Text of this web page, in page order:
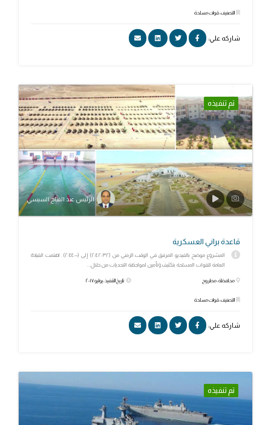
التصنيف: قوات مسلحة
شاركه علي:
تم تنفيذه
الرئيس عبد الفتاح السيسي
قاعدة براني العسكرية
المشروع موضح بالفيديو المرفق في الوقت الزمني من (٢:٤٢:٣٢) إلى (٢:٤٤:٠٠). اهتمت القيادة
العامة للقوات المسلحة بتكثيف وتأمين لمواجهة التحديات من خلال...
محافظة: مطروح
التصنيف: قوات مسلحة
تاريخ التنفيذ: يوليو ٢٠١٧
شاركه علي:
تم تنفيذه